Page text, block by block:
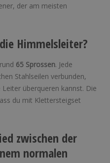
der am meisten
Himmelsleiter?
65 Sprossen. Jede
Stahlseilen verbunden,
überqueren kannst. Die
du mit Klettersteigset
zwischen der
normalen